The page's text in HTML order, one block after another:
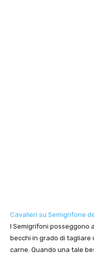
Cavalieri su Semigrifone
I Semigrifoni posseggono
becchi in grado di
carne. Quando una tale